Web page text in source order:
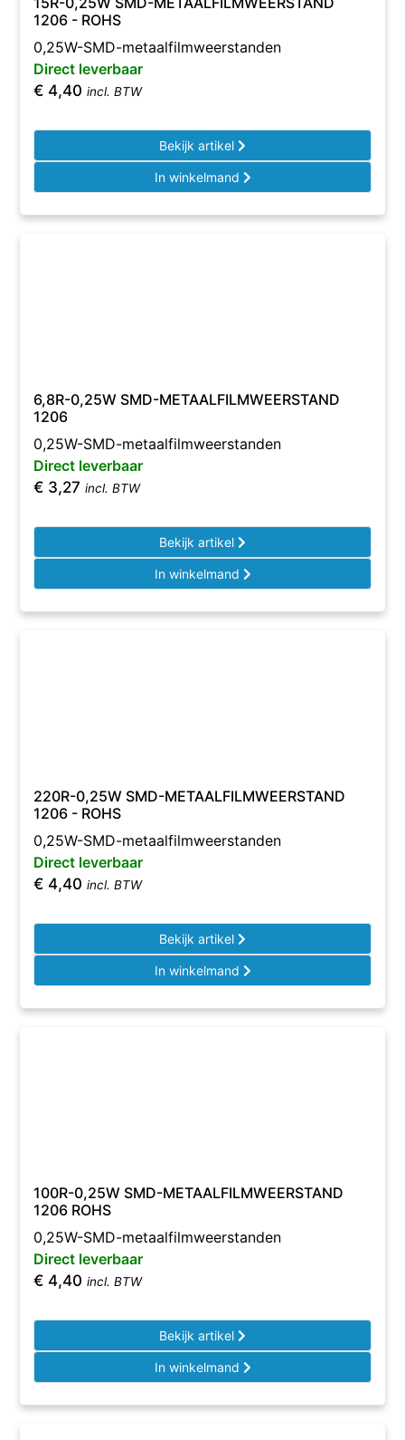
1206 - ROHS
0,25W-SMD-metaalfilmweerstanden
Direct leverbaar
€ 4,40 incl. BTW
Bekijk artikel
In winkelmand
6,8R-0,25W SMD-METAALFILMWEERSTAND
1206
0,25W-SMD-metaalfilmweerstanden
Direct leverbaar
€ 3,27 incl. BTW
Bekijk artikel
In winkelmand
220R-0,25W SMD-METAALFILMWEERSTAND
1206 - ROHS
0,25W-SMD-metaalfilmweerstanden
Direct leverbaar
€ 4,40 incl. BTW
Bekijk artikel
In winkelmand
100R-0,25W SMD-METAALFILMWEERSTAND
1206 ROHS
0,25W-SMD-metaalfilmweerstanden
Direct leverbaar
€ 4,40 incl. BTW
Bekijk artikel
In winkelmand